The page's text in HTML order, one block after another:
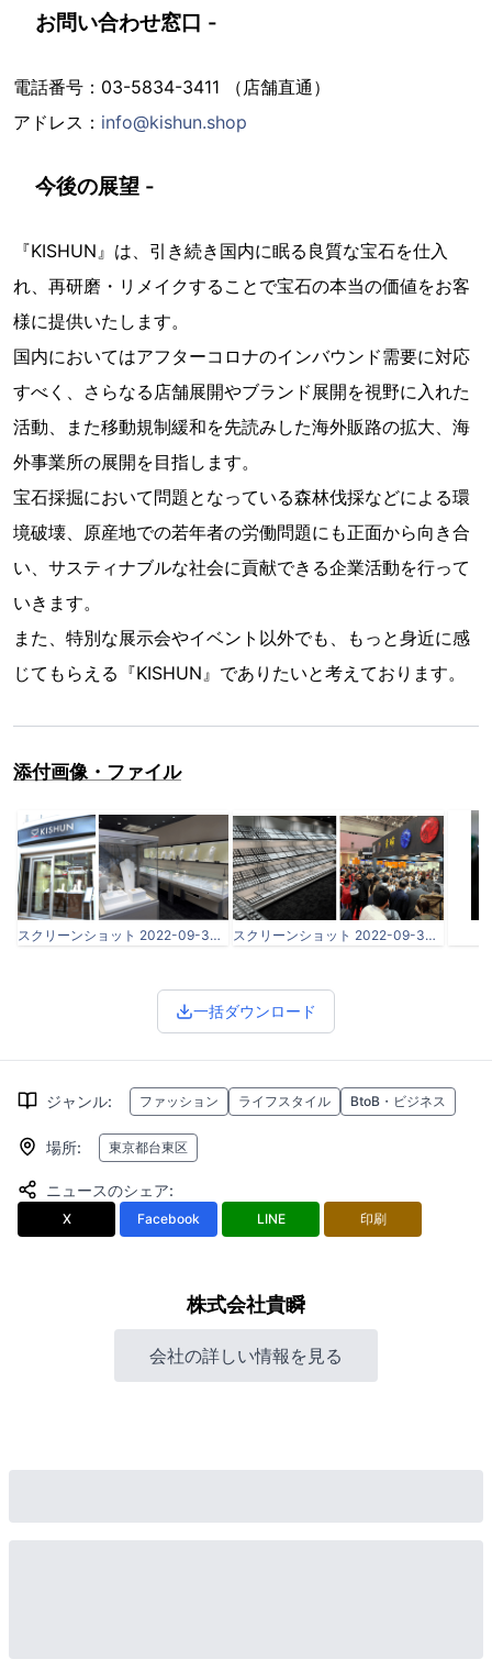
お問い合わせ窓口 -
電話番号：03-5834-3411 （店舗直通）
アドレス： info@kishun.shop
今後の展望 -
『KISHUN』は、引き続き国内に眠る良質な宝石を仕入
れ、再研磨・リメイクすることで宝石の本当の価値をお客
様に提供いたします。
国内においてはアフターコロナのインバウンド需要に対応
すべく、さらなる店舗展開やブランド展開を視野に入れた
活動、また移動規制緩和を先読みした海外販路の拡大、海
外事業所の展開を目指します。
宝石採掘において問題となっている森林伐採などによる環
境破壊、原産地での若年者の労働問題にも正面から向き合
い、サスティナブルな社会に貢献できる企業活動を行って
いきます。
また、特別な展示会やイベント以外でも、もっと身近に感
じてもらえる『KISHUN』でありたいと考えております。
添付画像・ファイル
スクリーンショット 2022-09-30 003653.png スクリーンショット 2022-09-30 004107.png
一括ダウンロード
ジャンル: ファッション ライフスタイル BtoB・ビジネス
場所: 東京都台東区
ニュースのシェア:
X Facebook LINE 印刷
株式会社貴瞬
会社の詳しい情報を見る